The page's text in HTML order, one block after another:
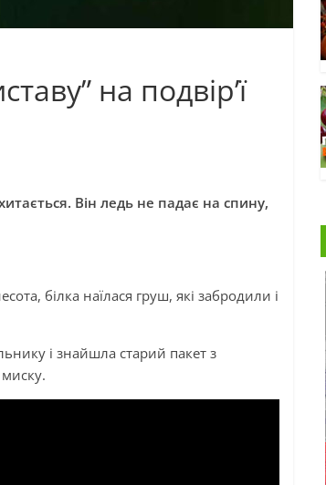
на подвір’ї
Він ледь не падає на спину,
білка наїлася груш, які забродили і
і знайшла старий пакет з